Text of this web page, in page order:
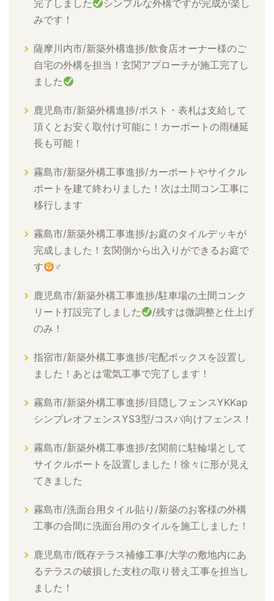
完了しました
シンプルな外構ですが完成が楽し
みです！
薩摩川内市/新築外構進捗/飲食店オーナー様のご
自宅の外構を担当！玄関アプローチが施工完了し
ました
鹿児島市/新築外構進捗/ポスト・表札は支給して
頂くとお安く取付け可能に！カーポートの雨樋延
長も可能！
霧島市/新築外構工事進捗/カーポートやサイクル
ポートを建て終わりました！次は土間コン工事に
移行します
霧島市/新築外構工事進捗/お庭のタイルデッキが
完成しました！玄関側から出入りができるお庭で
す
‍♂
鹿児島市/新築外構工事進捗/駐車場の土間コンク
リート打設完了しました
/残すは微調整と仕上げ
のみ！
指宿市/新築外構工事進捗/宅配ボックスを設置し
ました！あとは電気工事で完了します！
霧島市/新築外構工事進捗/目隠しフェンスYKKap
シンプレオフェンスYS3型/コスパ向けフェンス！
霧島市/新築外構工事進捗/玄関前に駐輪場として
サイクルポートを設置しました！徐々に形が見え
てきました
霧島市/洗面台用タイル貼り/新築のお客様の外構
工事の合間に洗面台用のタイルを施工しました！
鹿児島市/既存テラス補修工事/大学の敷地内にあ
るテラスの破損した支柱の取り替え工事を担当し
ました！